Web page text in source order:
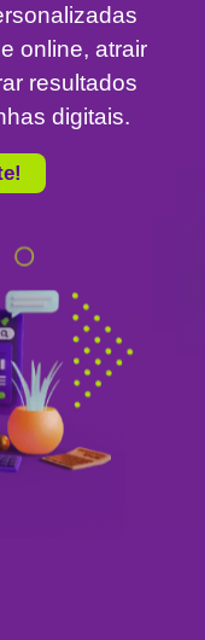
online, atrair
resultados
digitais.